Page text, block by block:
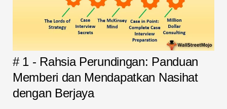
# 1 - Rahsia Perundingan: Panduan
Memberi dan Mendapatkan Nasihat
dengan Berjaya